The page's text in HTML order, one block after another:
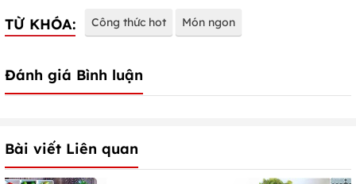
TỪ KHÓA: Công thức hot Món ngon
Đánh giá Bình luận
Bài viết Liên quan